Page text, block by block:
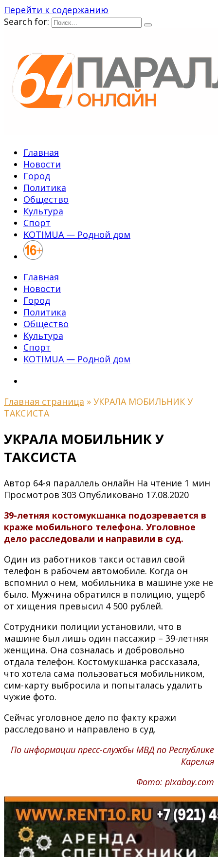
Перейти к содержанию
Search for:
Главная
Новости
Город
Политика
Общество
Культура
Спорт
KOTIMUA — Родной дом
Главная
Новости
Город
Политика
Общество
Культура
Спорт
KOTIMUA — Родной дом
Главная страница » УКРАЛА МОБИЛЬНИК У
ТАКСИСТА
УКРАЛА МОБИЛЬНИК У
ТАКСИСТА
Автор 64-я параллель онлайн На чтение 1 мин
Просмотров 303 Опубликовано 17.08.2020
39-летняя костомукшанка подозревается в
краже мобильного телефона. Уголовное
дело расследовали и направили в суд.
Один из работников такси оставил свой
телефон в рабочем автомобиле. Когда он
вспомнил о нем, мобильника в машине уже не
было. Мужчина обратился в полицию, ущерб
от хищения превысил 4 500 рублей.
Сотрудники полиции установили, что в
машине был лишь один пассажир – 39-летняя
женщина. Она созналась и добровольно
отдала телефон. Костомукшанка рассказала,
что хотела сама пользоваться мобильником,
сим-карту выбросила и попыталась удалить
чужие фото.
Сейчас уголовное дело по факту кражи
расследовано и направлено в суд.
По информации пресс-службы МВД по Республике
Карелия
Фото: pixabay.com